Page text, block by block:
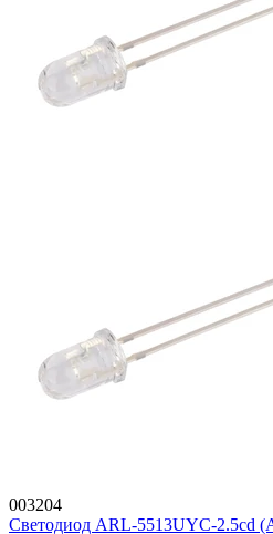
003204
Светодиод ARL-5513UYC-2.5cd